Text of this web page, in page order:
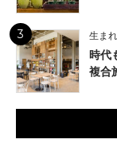
3 生ま
時代
複合